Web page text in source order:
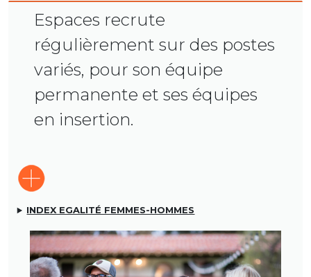
Espaces recrute
régulièrement sur des postes
variés, pour son équipe
permanente et ses équipes
en insertion.
INDEX EGALITÉ FEMMES-HOMMES